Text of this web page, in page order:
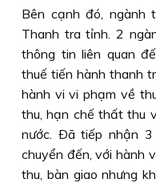
Bên cạnh đó, ngành
Thanh tra tỉnh. 2
thông tin liên quan
thuế tiến hành thanh
hành vi vi phạm về
thu, hạn chế thất thu
nước. Ðã tiếp nhận
chuyển đến, với hành
thu, bàn giao nhưng